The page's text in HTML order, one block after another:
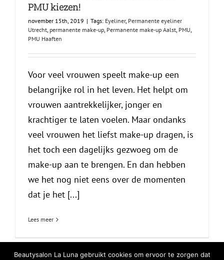
PMU kiezen!
november 15th, 2019 | Tags: Eyeliner, Permanente eyeliner
Utrecht permanente make-up Permanente make-up Aalst PMU
PMU Haaften
Voor veel vrouwen speelt make-up een
belangrijke rol in het leven. Het helpt om
vrouwen aantrekkelijker, jonger en
krachtiger te laten voelen. Maar ondanks
veel vrouwen het liefst make-up dragen, is
het toch een dagelijks gezwoeg om de
make-up aan te brengen. En dan hebben
we het nog niet eens over de momenten
dat je het [...]
Lees meer
Beautysalon La Luna gebruikt cookies om ervoor te zorgen dat